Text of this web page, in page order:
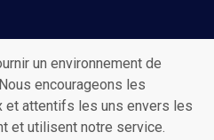
un environnement de
encourageons les
et attentifs les uns envers les
et utilisent notre service.